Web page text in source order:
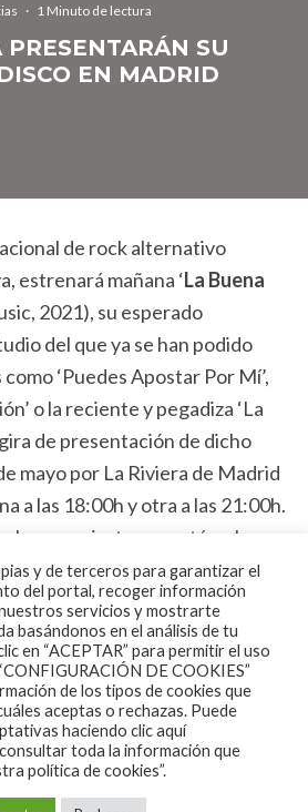
· 1 Minuto de lectura
PRESENTARÁN SU
EN MADRID
de rock alternativo
estrenará mañana ‘La Buena
2021), su esperado
del que ya se han podido
‘Puedes Apostar Por Mí’,
o la reciente y pegadiza ‘La
de presentación de dicho
mayo por La Riviera de Madrid
a las 18:00h y otra a las 21:00h.
conciertos ya están a la
y Ticketmaster.es.
enwww.livenation.es y
ticketmaster).
Menores de 16 años
madre o tutor legal.
y de terceros para garantizar el
del portal, recoger información
servicios y mostrarte
basándonos en el análisis de tu
en “ACEPTAR” para permitir el uso
DE COOKIES”
de los tipos de cookies que
aceptas o rechazas. Puede
haciendo clic aquí
consultar toda la información que
política de cookies”.